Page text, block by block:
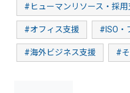
#ヒューマンリソース・採用
#オフィス支援 #ISO・
#海外ビジネス支援 #